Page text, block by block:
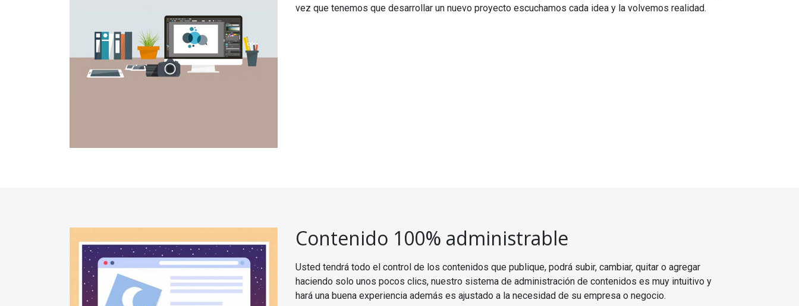
vez que tenemos que desarrollar un nuevo proyecto escuchamos cada idea y la volvemos realidad.
Contenido 100% administrable
Usted tendrá todo el control de los contenidos que publique, podrá subir, cambiar, quitar o agregar
haciendo solo unos pocos clics, nuestro sistema de administración de contenidos es muy intuitivo y
hará una buena experiencia además es ajustado a la necesidad de su empresa o negocio.